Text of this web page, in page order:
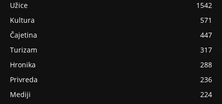
Užice
1542
Kultura
571
Čajetina
447
Turizam
317
Hronika
288
Privreda
236
Mediji
224